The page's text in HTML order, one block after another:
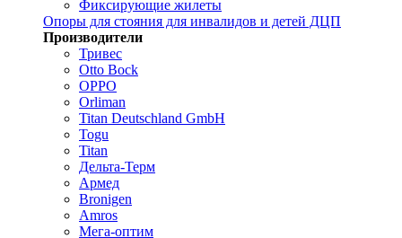
Фиксирующие жилеты
Опоры для стояния для инвалидов и детей ДЦП
Производители
Тривес
Otto Bock
OPPO
Orliman
Titan Deutschland GmbH
Togu
Titan
Дельта-Терм
Армед
Bronigen
Amros
Мега-оптим